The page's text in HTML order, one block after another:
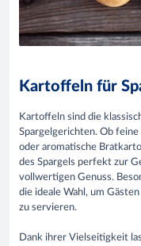
Kartoffeln für
Kartoffeln sind die
Spargelgerichten. Ob
oder aromatische
des Spargels perfekt zur
vollwertigen Genuss.
die ideale Wahl, um
zu servieren.
​Dank ihrer Vielseitigkeit